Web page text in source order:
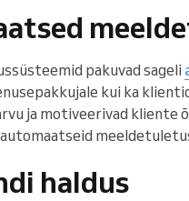
pakuvad sageli
kui ka
ja motiveerivad kliente
haldus